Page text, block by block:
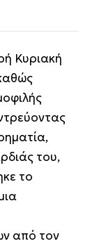
Κυριακή
του,
το
από τον